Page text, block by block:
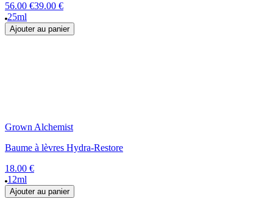
56.00 €39.00 €
25ml
Ajouter au panier
Grown Alchemist
Baume à lèvres Hydra-Restore
18.00 €
12ml
Ajouter au panier